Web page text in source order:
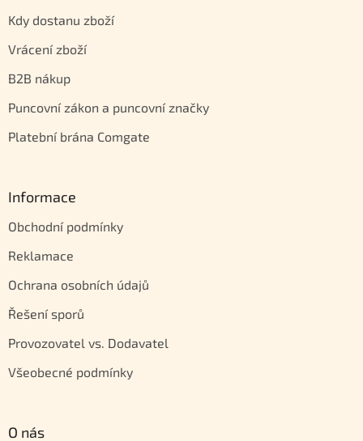
Kdy dostanu zboží
Vrácení zboží
B2B nákup
Puncovní zákon a puncovní značky
Platební brána Comgate
Informace
Obchodní podmínky
Reklamace
Ochrana osobních údajů
Řešení sporů
Provozovatel vs. Dodavatel
Všeobecné podmínky
O nás